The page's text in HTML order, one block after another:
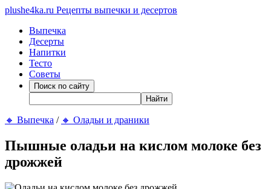
plushe4ka.ru Рецепты выпечки и десертов
Выпечка
Десерты
Напитки
Тесто
Советы
🔸 Выпечка / 🔸 Оладьи и драники
Пышные оладьи на кислом молоке без
дрожжей